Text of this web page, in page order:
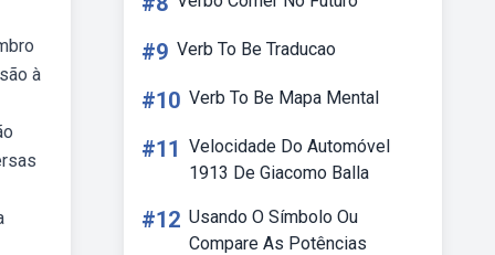
à
#9 Verb To Be Traducao
#10 Verb To Be Mapa Mental
#11 Velocidade Do Automóvel
1913 De Giacomo Balla
#12 Usando O Símbolo Ou
Compare As Potências